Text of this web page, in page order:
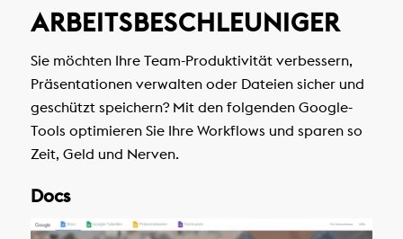
ARBEITSBESCHLEUNIGER
Sie möchten Ihre Team-Produktivität verbessern,
Präsentationen verwalten oder Dateien sicher und
geschützt speichern? Mit den folgenden Google-
Tools optimieren Sie Ihre Workflows und sparen so
Zeit, Geld und Nerven.
Docs